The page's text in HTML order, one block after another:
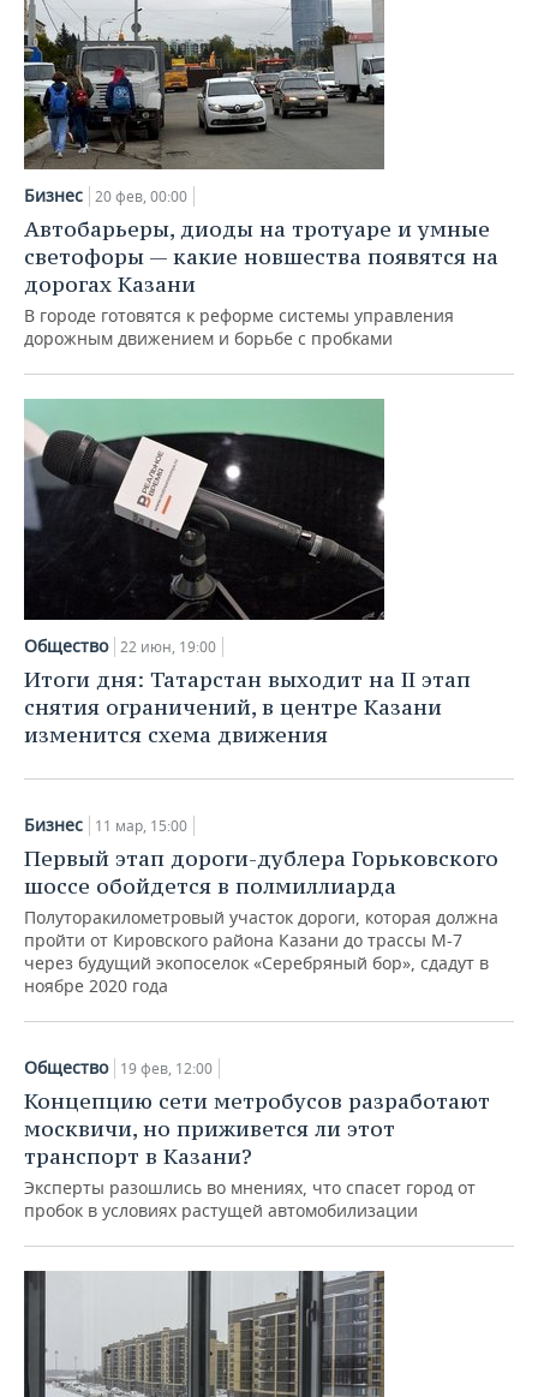
Бизнес 20 фев, 00:00
Автобарьеры, диоды на тротуаре и умные
светофоры — какие новшества появятся на
дорогах Казани
В городе готовятся к реформе системы управления
дорожным движением и борьбе с пробками
Общество 22 июн, 19:00
Итоги дня: Татарстан выходит на II этап
снятия ограничений, в центре Казани
изменится схема движения
Бизнес 11 мар, 15:00
Первый этап дороги-дублера Горьковского
шоссе обойдется в полмиллиарда
Полуторакилометровый участок дороги, которая должна
пройти от Кировского района Казани до трассы М-7
через будущий экопоселок «Серебряный бор», сдадут в
ноябре 2020 года
Общество 19 фев, 12:00
Концепцию сети метробусов разработают
москвичи, но приживется ли этот
транспорт в Казани?
Эксперты разошлись во мнениях, что спасет город от
пробок в условиях растущей автомобилизации